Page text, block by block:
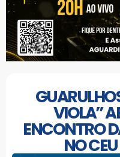
VIOLA”
ENCONTRO
NO